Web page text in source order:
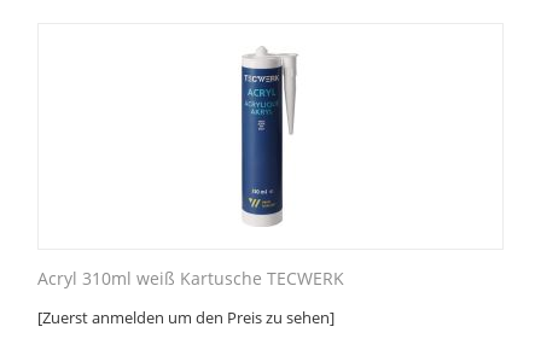
Acryl 310ml weiß Kartusche TECWERK
[Zuerst anmelden um den Preis zu sehen]